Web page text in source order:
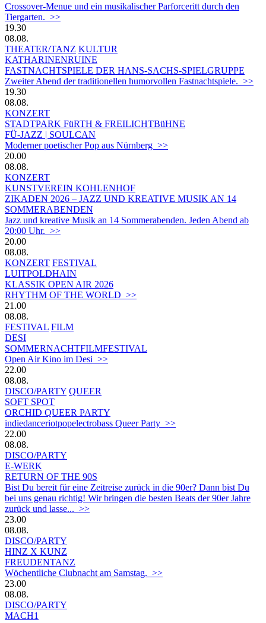
Crossover-Menue und ein musikalischer Parforceritt durch den
Tiergarten. >>
19.30
08.08.
THEATER/TANZ KULTUR
KATHARINENRUINE
FASTNACHTSPIELE DER HANS-SACHS-SPIELGRUPPE
Zweiter Abend der traditionellen humorvollen Fastnachtspiele. >>
19.30
08.08.
KONZERT
STADTPARK FüRTH & FREILICHTBüHNE
FÜ-JAZZ | SOULCAN
Moderner poetischer Pop aus Nürnberg >>
20.00
08.08.
KONZERT
KUNSTVEREIN KOHLENHOF
ZIKADEN 2026 – JAZZ UND KREATIVE MUSIK AN 14
SOMMERABENDEN
Jazz und kreative Musik an 14 Sommerabenden. Jeden Abend ab
20:00 Uhr. >>
20.00
08.08.
KONZERT FESTIVAL
LUITPOLDHAIN
KLASSIK OPEN AIR 2026
RHYTHM OF THE WORLD >>
21.00
08.08.
FESTIVAL FILM
DESI
SOMMERNACHTFILMFESTIVAL
Open Air Kino im Desi >>
22.00
08.08.
DISCO/PARTY QUEER
SOFT SPOT
ORCHID QUEER PARTY
indiedanceriotpopelectrobass Queer Party >>
22.00
08.08.
DISCO/PARTY
E-WERK
RETURN OF THE 90S
Bist Du bereit für eine Zeitreise zurück in die 90er? Dann bist Du
bei uns genau richtig! Wir bringen die besten Beats der 90er Jahre
zurück und lasse... >>
23.00
08.08.
DISCO/PARTY
HINZ X KUNZ
FREUDENTANZ
Wöchentliche Clubnacht am Samstag. >>
23.00
08.08.
DISCO/PARTY
MACH1